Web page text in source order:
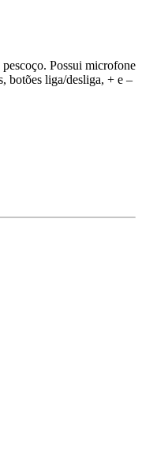
Possui microfone
botões liga/desliga, + e –